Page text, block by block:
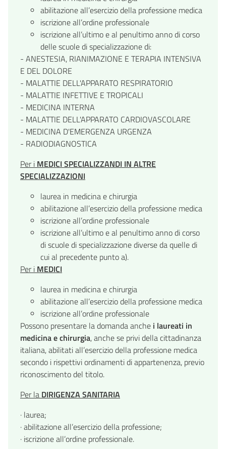
abilitazione all’esercizio della professione medica
iscrizione all’ordine professionale
iscrizione all’ultimo e al penultimo anno di corso
delle scuole di specializzazione di:
- ANESTESIA, RIANIMAZIONE E TERAPIA INTENSIVA
E DEL DOLORE
- MALATTIE DELL'APPARATO RESPIRATORIO
- MALATTIE INFETTIVE E TROPICALI
- MEDICINA INTERNA
- MALATTIE DELL'APPARATO CARDIOVASCOLARE
- MEDICINA D'EMERGENZA URGENZA
- RADIODIAGNOSTICA
Per i MEDICI SPECIALIZZANDI IN ALTRE
SPECIALIZZAZIONI
laurea in medicina e chirurgia
abilitazione all’esercizio della professione medica
iscrizione all’ordine professionale
iscrizione all’ultimo e al penultimo anno di corso
di scuole di specializzazione diverse da quelle di
cui al precedente punto a).
Per i MEDICI
laurea in medicina e chirurgia
abilitazione all’esercizio della professione medica
iscrizione all’ordine professionale
Possono presentare la domanda anche i laureati in
medicina e chirurgia, anche se privi della cittadinanza
italiana, abilitati all’esercizio della professione medica
secondo i rispettivi ordinamenti di appartenenza, previo
riconoscimento del titolo.
Per la DIRIGENZA SANITARIA
· laurea;
· abilitazione all’esercizio della professione;
· iscrizione all’ordine professionale.